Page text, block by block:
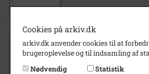
1981
Cookies på arkiv.dk
arkiv.dk anvender cookies til at
brugeroplevelse og til indsamling af
Nødvendig
Statistik